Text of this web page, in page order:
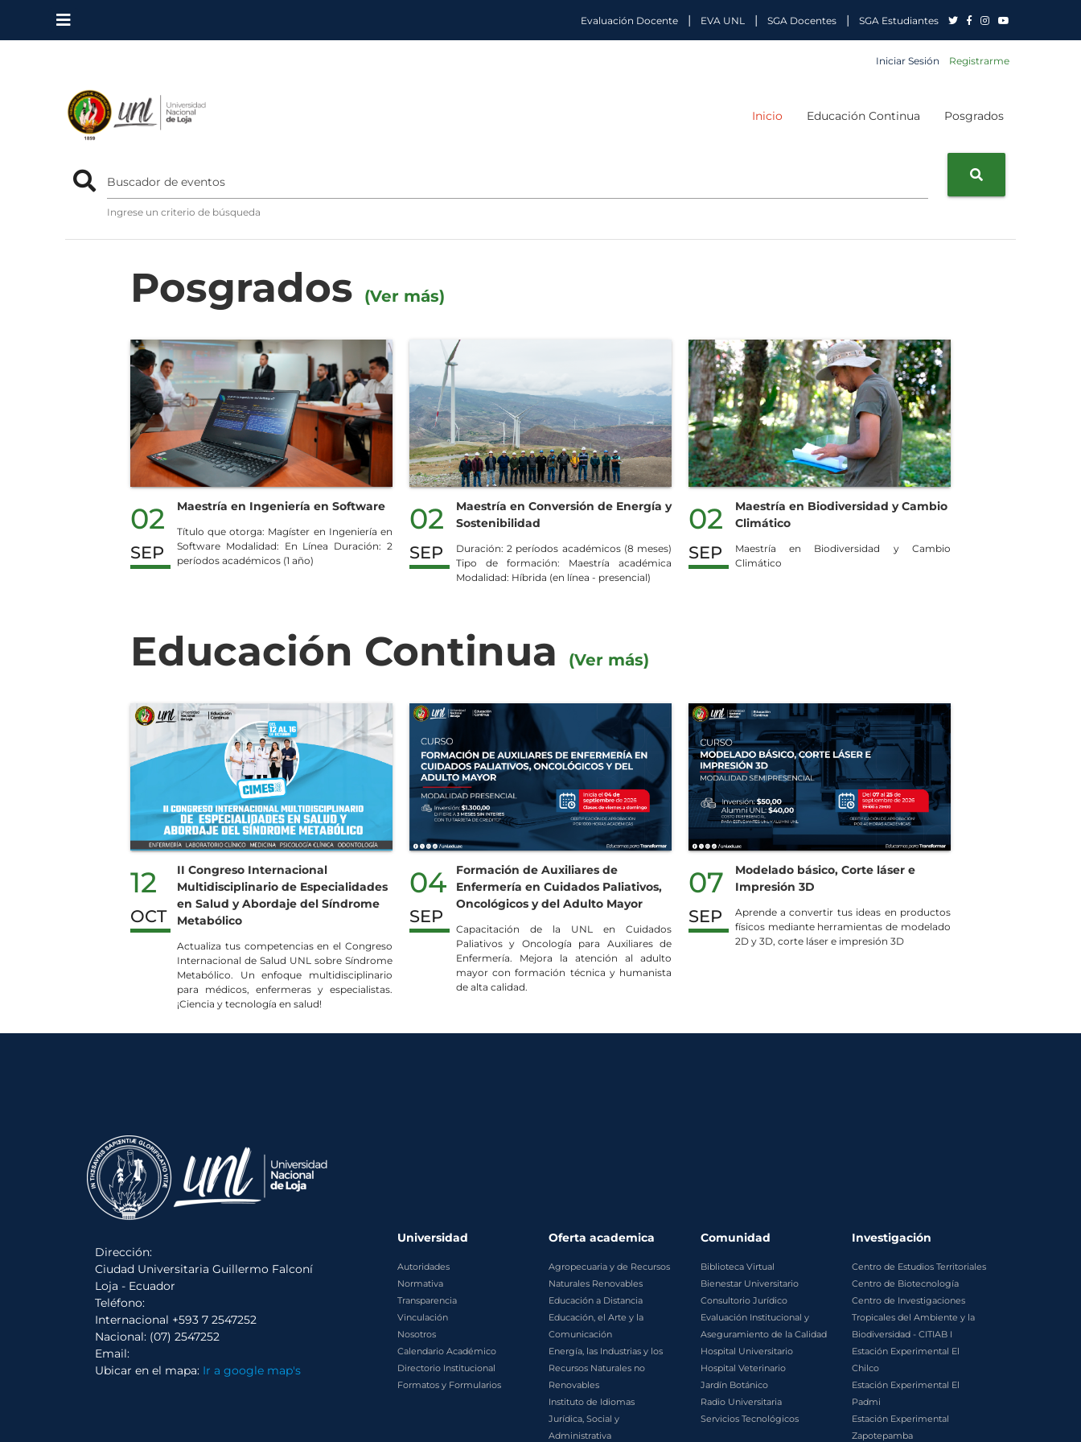
Evaluación Docente | EVA UNL | SGA Docentes | SGA Estudiantes
Iniciar Sesión Registrarme
Inicio Educación Continua Posgrados
Portal de Eventos - Universidad
Buscador de eventos
Ingrese un criterio de búsqueda
Buscar
Posgrados (Ver más)
02
SEP
Maestría en Ingeniería en Software
Título que otorga: Magíster en Ingeniería en
Software Modalidad: En Línea Duración: 2
períodos académicos (1 año)
02
SEP
Maestría en Conversión de Energía y
Sostenibilidad
Duración: 2 períodos académicos (8 meses)
Tipo de formación: Maestría académica
Modalidad: Híbrida (en línea - presencial)
02
SEP
Maestría en Biodiversidad y Cambio
Climático
Maestría en Biodiversidad y Cambio
Climático
Educación Continua (Ver más)
12
OCT
II Congreso Internacional
Multidisciplinario de Especialidades
en Salud y Abordaje del Síndrome
Metabólico
Actualiza tus competencias en el Congreso
Internacional de Salud UNL sobre Síndrome
Metabólico. Un enfoque multidisciplinario
para médicos, enfermeras y especialistas.
¡Ciencia y tecnología en salud!
04
SEP
Formación de Auxiliares de
Enfermería en Cuidados Paliativos,
Oncológicos y del Adulto Mayor
Capacitación de la UNL en Cuidados
Paliativos y Oncología para Auxiliares de
Enfermería. Mejora la atención al adulto
mayor con formación técnica y humanista
de alta calidad.
07
SEP
Modelado básico, Corte láser e
Impresión 3D
Aprende a convertir tus ideas en productos
físicos mediante herramientas de modelado
2D y 3D, corte láser e impresión 3D
Dirección:
Ciudad Universitaria Guillermo Falconí
Loja - Ecuador
Teléfono:
Internacional +593 7 2547252
Nacional: (07) 2547252
Email:
Ubicar en el mapa: Ir a google map's
Universidad
Autoridades
Normativa
Transparencia
Vinculación
Nosotros
Calendario Académico
Directorio Institucional
Formatos y Formularios
Oferta academica
Agropecuaria y de Recursos
Naturales Renovables
Educación a Distancia
Educación, el Arte y la
Comunicación
Energía, las Industrias y los
Recursos Naturales no
Renovables
Instituto de Idiomas
Jurídica, Social y
Administrativa
Comunidad
Biblioteca Virtual
Bienestar Universitario
Consultorio Jurídico
Evaluación Institucional y
Aseguramiento de la Calidad
Hospital Universitario
Hospital Veterinario
Jardín Botánico
Radio Universitaria
Servicios Tecnológicos
Investigación
Centro de Estudios Territoriales
Centro de Biotecnología
Centro de Investigaciones
Tropicales del Ambiente y la
Biodiversidad - CITIAB I
Estación Experimental El
Chilco
Estación Experimental El
Padmi
Estación Experimental
Zapotepamba